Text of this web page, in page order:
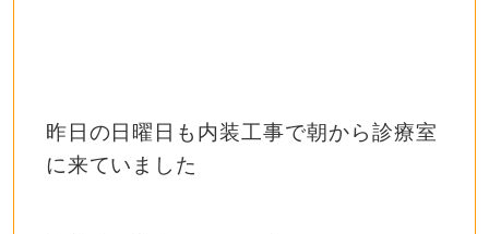
昨日の日曜日も内装工事で朝から診療室
に来ていました